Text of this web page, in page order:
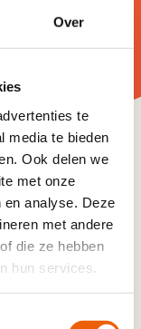
Over
te
media te bieden
Ook delen we
met onze
analyse. Deze
met andere
die ze hebben
hun services.